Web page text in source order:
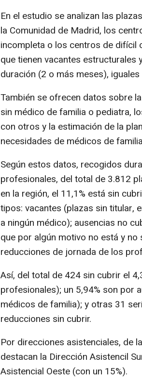
En el estudio se analizan las
la Comunidad de Madrid, los
incompleta o los centros de
que tienen vacantes estructurales
duración (2 o más meses),
También se ofrecen datos sobre
sin médico de familia o pediatra,
con otros y la estimación de la
necesidades de médicos de
Según estos datos, recogidos
profesionales, del total de 3.812
en la región, el 11,1% está sin
tipos: vacantes (plazas sin titular,
a ningún médico); ausencias no
que por algún motivo no está y
reducciones de jornada de los
Así, del total de 424 sin cubrir el
profesionales); un 5,94% son por
médicos de familia); y otras 31
reducciones sin cubrir.
Por direcciones asistenciales, de
destacan la Dirección Asistencil
Asistencial Oeste (con un 15%).